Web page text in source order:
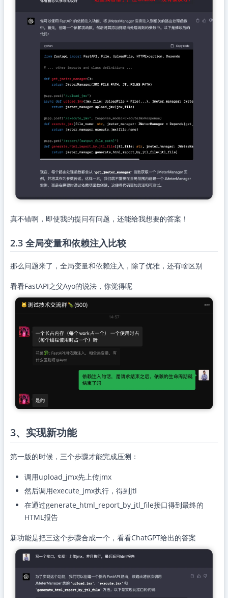
真不错啊，即使我的提问有问题，还能给我想要的答案！
2.3 全局变量和依赖注入比较
那么问题来了，全局变量和依赖注入，除了优雅，还有啥区别
看看FastAPI之父Ayo的说法，你觉得呢
3、实现新功能
第一版的时候，三个步骤才能完成压测：
调用upload_jmx先上传jmx
然后调用execute_jmx执行，得到jtl
在通过generate_html_report_by_jtl_file接口得到最终的
HTML报告
新功能是把三这个步骤合成一个，看看ChatGPT给出的答案